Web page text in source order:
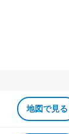
地図で見る